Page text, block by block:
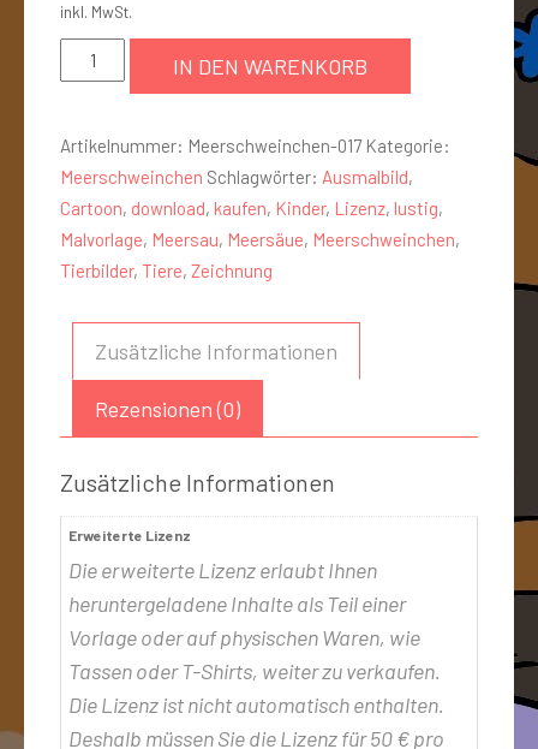
inkl. MwSt.
IN DEN WARENKORB
Artikelnummer: Meerschweinchen-017 Kategorie:
Meerschweinchen Schlagwörter: Ausmalbild,
Cartoon, download, kaufen, Kinder, Lizenz, lustig,
Malvorlage, Meersau, Meersäue, Meerschweinchen,
Tierbilder, Tiere, Zeichnung
Zusätzliche Informationen
Rezensionen (0)
Zusätzliche Informationen
Erweiterte Lizenz
Die erweiterte Lizenz erlaubt Ihnen
heruntergeladene Inhalte als Teil einer
Vorlage oder auf physischen Waren, wie
Tassen oder T-Shirts, weiter zu verkaufen.
Die Lizenz ist nicht automatisch enthalten.
Deshalb müssen Sie die Lizenz für 50 € pro